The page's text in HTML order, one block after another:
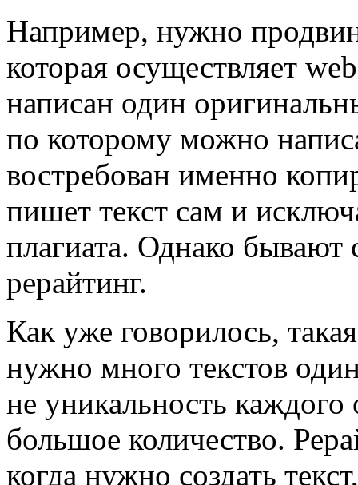
Например, нужно
которая осуществляет
написан один
по которому можно
востребован именно
пишет текст сам и
плагиата. Однако бывают
рерайтинг.
Как уже говорилось,
нужно много текстов
не уникальность каждого
большое количество.
когда нужно создать